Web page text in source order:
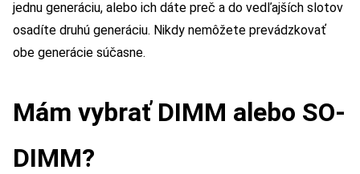
jednu generáciu, alebo ich dáte preč a do vedľajších slotov
osadíte druhú generáciu. Nikdy nemôžete prevádzkovať
obe generácie súčasne.
Mám vybrať DIMM alebo SO-
DIMM?